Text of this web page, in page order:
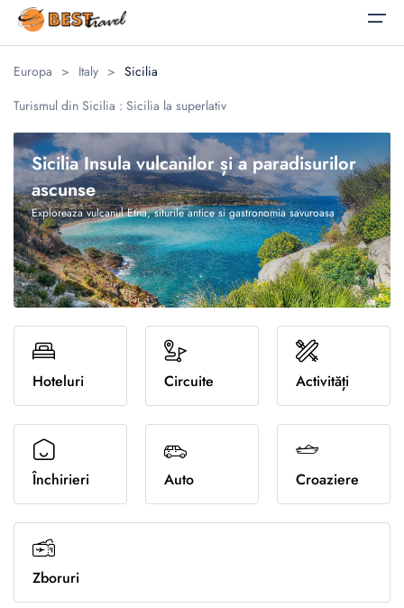
Acasă
Vacanțe
Vacanțe
Oferte Speciale
Destinații
Luna de miere
Familie
Evadări culinare
Relaxare la plaja
Sporturi de iarna
Corporate
Corporate
Călătorii pentru Afaceri
Evenimente Corporate
Blog
Despre noi
Contact
Europa > Italy > Sicilia
Turismul din Sicilia : Sicilia la superlativ
Sicilia Insula vulcanilor și a paradisurilor
ascunse
Exploreaza vulcanul Etna, siturile antice si gastronomia savuroasa
Hoteluri Circuite Activități
Închirieri Auto Croaziere
Zboruri
Alegeți limba
English
United States
United Kingdom
Română
România